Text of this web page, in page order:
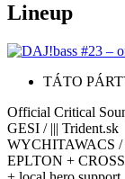
Lineup
TÁTO
Official Critical
GESI / ||| Trident.sk
WYCHITAWACS /
EPLTON +